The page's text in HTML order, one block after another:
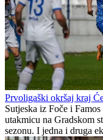
Radnik spreman za start
Radnik poveo, pa
Republika Srpska
1 0